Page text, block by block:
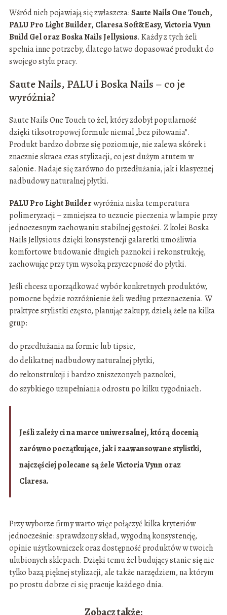
Wśród nich pojawiają się zwłaszcza:Saute Nails One Touch,
PALU Pro Light Builder, Claresa Soft&Easy, Victoria Vynn
Build Gel oraz Boska Nails Jellysious. Każdy z tych żeli
spełnia inne potrzeby, dlatego łatwo dopasować produkt do
swojego stylu pracy.
Saute Nails, PALU i Boska Nails – co je
wyróżnia?
Saute Nails One Touch to żel, który zdobył popularność
dzięki tiksotropowej formule niemal „bez piłowania”.
Produkt bardzo dobrze się poziomuje, nie zalewa skórek i
znacznie skraca czas stylizacji, co jest dużym atutem w
salonie. Nadaje się zarówno do przedłużania, jak i klasycznej
nadbudowy naturalnej płytki.
PALU Pro Light Builderwyróżnia niska temperatura
polimeryzacji – zmniejsza to uczucie pieczenia w lampie przy
jednoczesnym zachowaniu stabilnej gęstości. Z kolei Boska
Nails Jellysious dzięki konsystencji galaretki umożliwia
komfortowe budowanie długich paznokci i rekonstrukcję,
zachowując przy tym wysoką przyczepność do płytki.
Jeśli chcesz uporządkować wybór konkretnych produktów,
pomocne będzie rozróżnienie żeli według przeznaczenia. W
praktyce stylistki często, planując zakupy, dzielą żele na kilka
grup:
do przedłużania na formie lub tipsie,
do delikatnej nadbudowy naturalnej płytki,
do rekonstrukcji i bardzo zniszczonych paznokci,
do szybkiego uzupełniania odrostu po kilku tygodniach.
Jeśli zależy ci na marce uniwersalnej, którą docenią
zarówno początkujące, jak i zaawansowane stylistki,
najczęściej polecane są żele Victoria Vynn oraz
Claresa.
Przy wyborze firmy warto więc połączyć kilka kryteriów
jednocześnie: sprawdzony skład, wygodną konsystencję,
opinie użytkowniczek oraz dostępność produktów w twoich
ulubionych sklepach. Dzięki temu żel budujący stanie się nie
tylko bazą pięknej stylizacji, ale także narzędziem, na którym
po prostu dobrze ci się pracuje każdego dnia.